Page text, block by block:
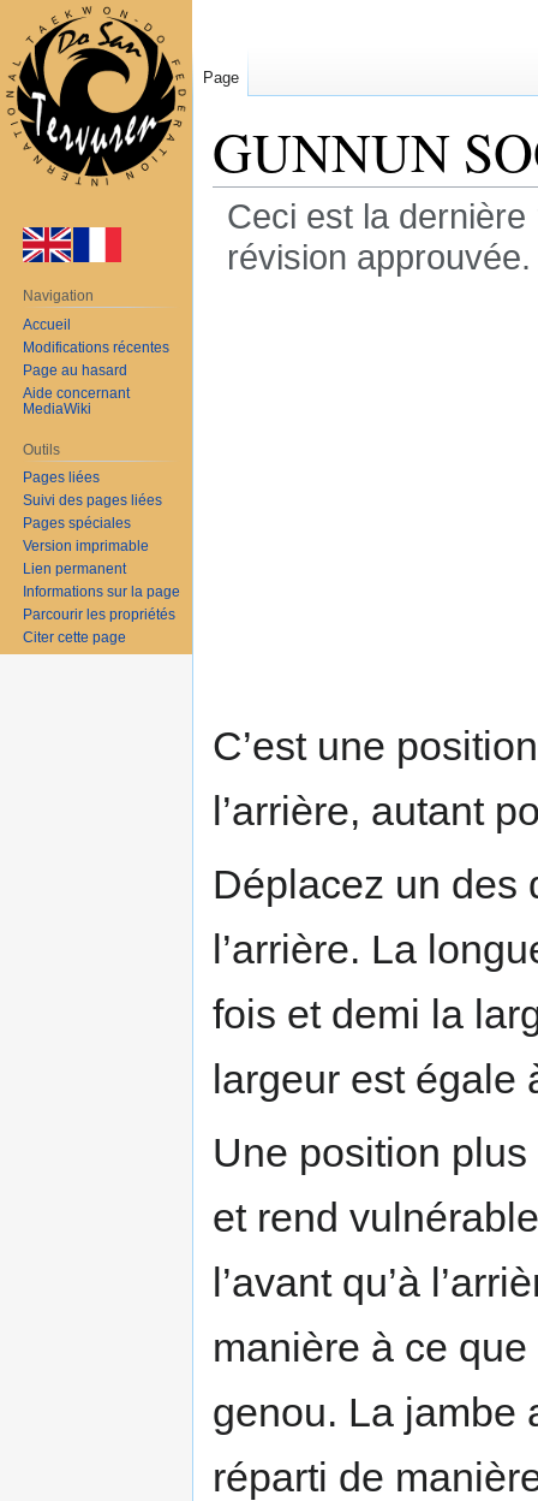
GUNNUN
Ceci est la dernière
révision approuvée.
C’est une
l’arrière, autant
Déplacez un des
l’arrière. La
fois et demi la
largeur est égale
Une position
et rend
l’avant qu’à
manière à ce
genou. La jambe
réparti de
Page
Navigation
Accueil
Modifications récentes
Page au hasard
Aide concernant
MediaWiki
Outils
Pages liées
Suivi des pages liées
Pages spéciales
Version imprimable
Lien permanent
Informations sur la page
Parcourir les propriétés
Citer cette page